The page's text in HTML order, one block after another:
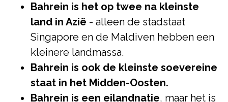
Bahrein is het op twee na kleinste
land in Azië - alleen de stadstaat
Singapore en de Maldiven hebben een
kleinere landmassa.
Bahrein is ook de kleinste soevereine
staat in het Midden-Oosten.
Bahrein is een eilandnatie, maar het is